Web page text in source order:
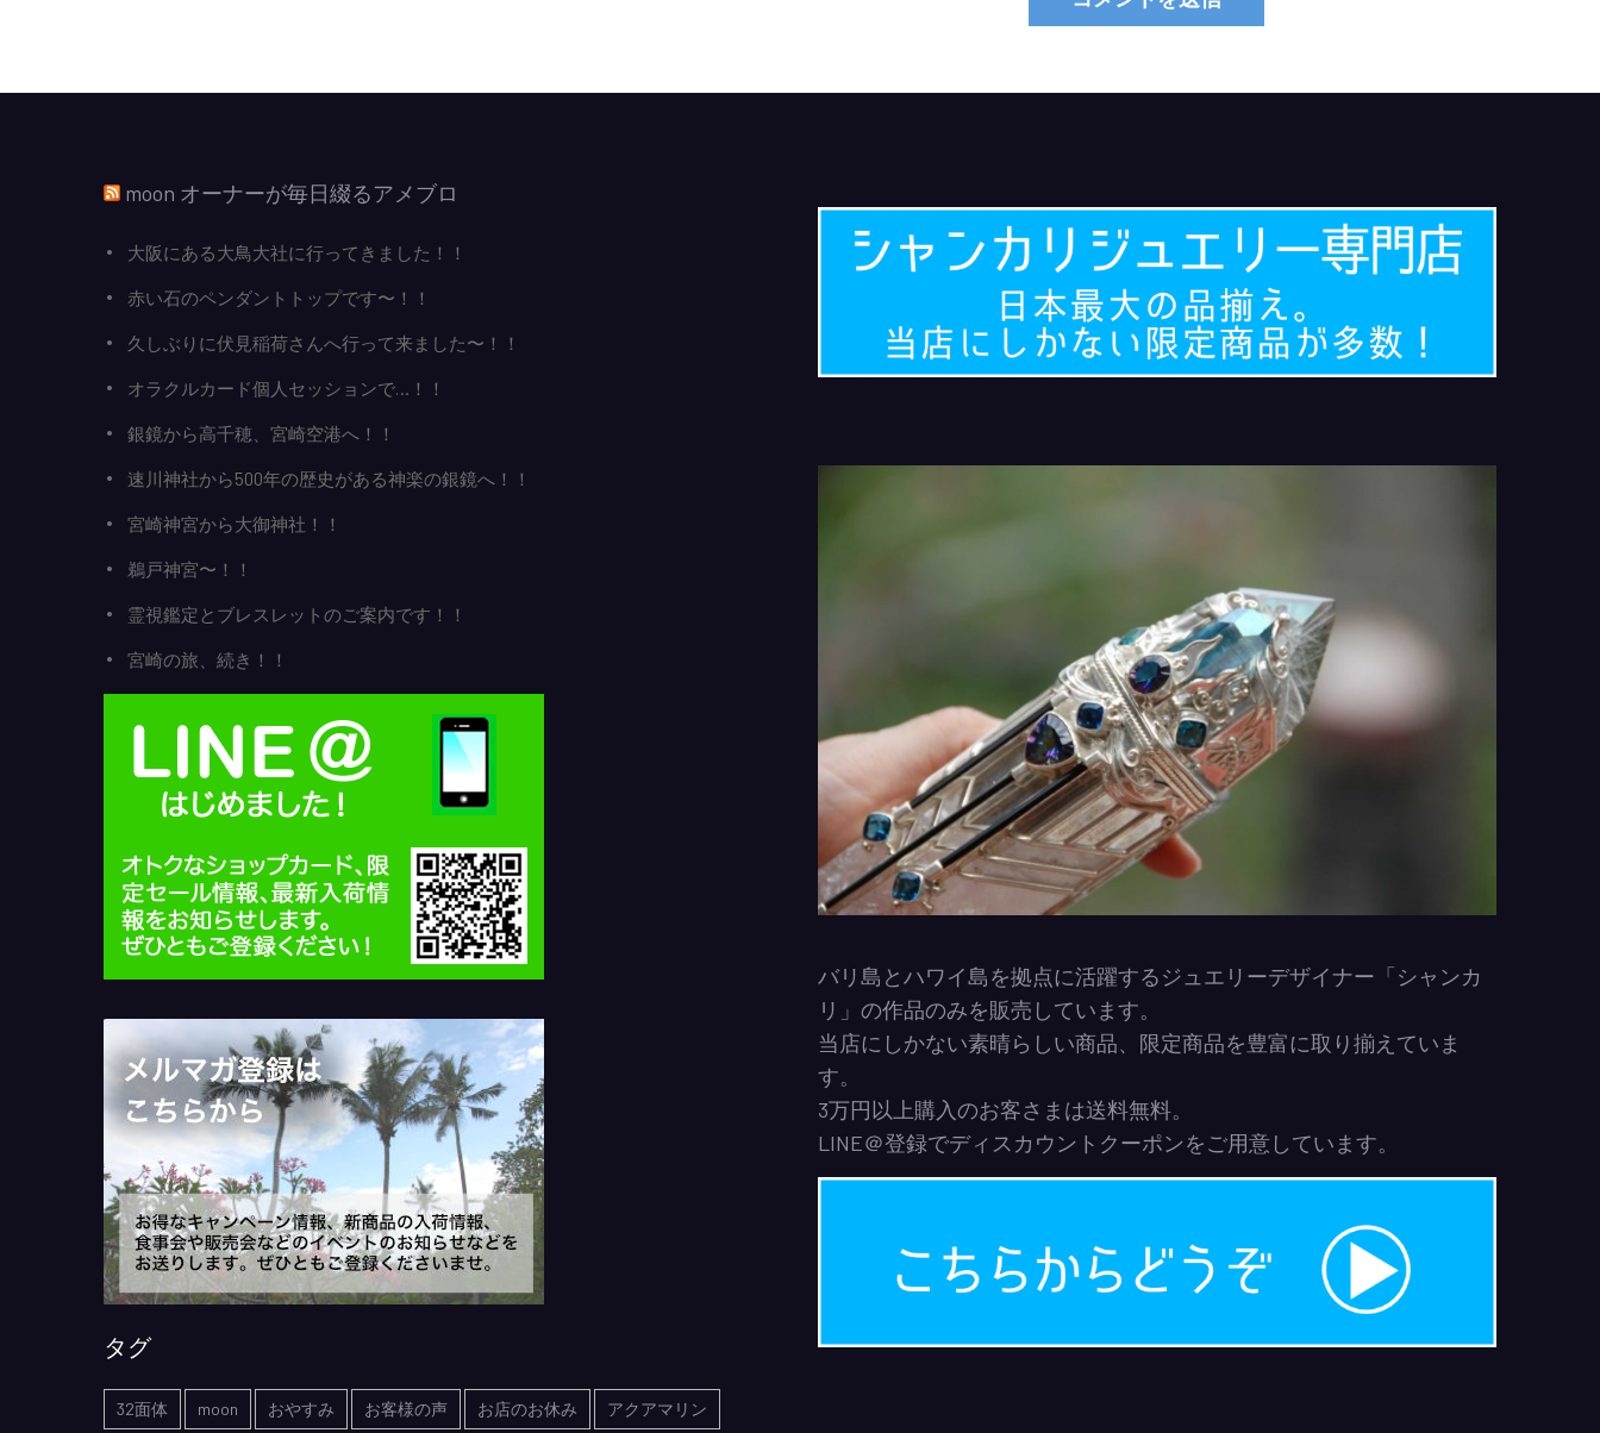
moon オーナーが毎日綴るアメブロ
大阪にある大鳥大社に行ってきました！！
赤い石のペンダントトップです〜！！
久しぶりに伏見稲荷さんへ行って来ました〜！！
オラクルカード個人セッションで…！！
銀鏡から高千穂、宮崎空港へ！！
速川神社から500年の歴史がある神楽の銀鏡へ！！
宮崎神宮から大御神社！！
鵜戸神宮〜！！
霊視鑑定とブレスレットのご案内です！！
宮崎の旅、続き！！
タグ
32面体 moon おやすみ お客様の声 お店のお休み アクアマリン
バリ島とハワイ島を拠点に活躍するジュエリーデザイナー「シャンカ
リ」の作品のみを販売しています。
当店にしかない素晴らしい商品、限定商品を豊富に取り揃えていま
す。
3万円以上購入のお客さまは送料無料。
LINE＠登録でディスカウントクーポンをご用意しています。